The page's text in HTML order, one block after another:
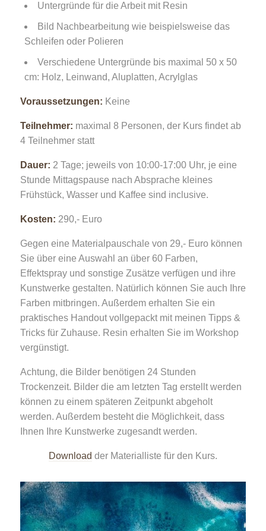
Untergründe für die Arbeit mit Resin
Bild Nachbearbeitung wie beispielsweise das
Schleifen oder Polieren
Verschiedene Untergründe bis maximal 50 x 50
cm: Holz, Leinwand, Aluplatten, Acrylglas
Voraussetzungen: Keine
Teilnehmer: maximal 8 Personen, der Kurs findet ab
4 Teilnehmer statt
Dauer: 2 Tage; jeweils von 10:00-17:00 Uhr, je eine
Stunde Mittagspause nach Absprache kleines
Frühstück, Wasser und Kaffee sind inclusive.
Kosten: 290,- Euro
Gegen eine Materialpauschale von 29,- Euro können
Sie über eine Auswahl an über 60 Farben,
Effektspray und sonstige Zusätze verfügen und ihre
Kunstwerke gestalten. Natürlich können Sie auch Ihre
Farben mitbringen. Außerdem erhalten Sie ein
praktisches Handout vollgepackt mit meinen Tipps &
Tricks für Zuhause. Resin erhalten Sie im Workshop
vergünstigt.
Achtung, die Bilder benötigen 24 Stunden
Trockenzeit. Bilder die am letzten Tag erstellt werden
können zu einem späteren Zeitpunkt abgeholt
werden. Außerdem besteht die Möglichkeit, dass
Ihnen Ihre Kunstwerke zugesandt werden.
Download der Materialliste für den Kurs.